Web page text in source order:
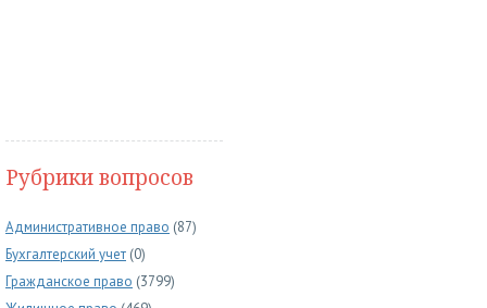
Рубрики вопросов
Административное право (87)
Бухгалтерский учет (0)
Гражданское право (3799)